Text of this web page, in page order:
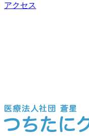
アクセス